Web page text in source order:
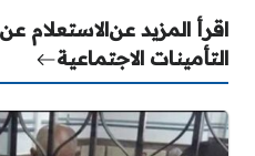
اقرأ المزيد عنالاستعلام
التأمينات الاجتماعية